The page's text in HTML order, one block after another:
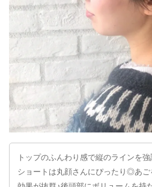
トップのふんわり感で縦のラインを
ショートは丸顔さんにぴったり◎あ